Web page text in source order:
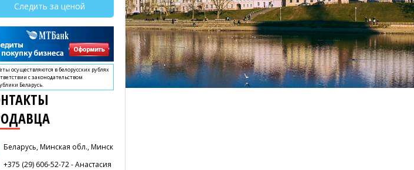
Следить за ценой
осуществляются в белорусских рублях
с законодательством
Беларусь.
Беларусь, Минская обл., Минск
+375 (29) 606-52-72 - Анастасия